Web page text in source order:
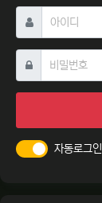
아이디 필수
비밀번호필수
자동로그인